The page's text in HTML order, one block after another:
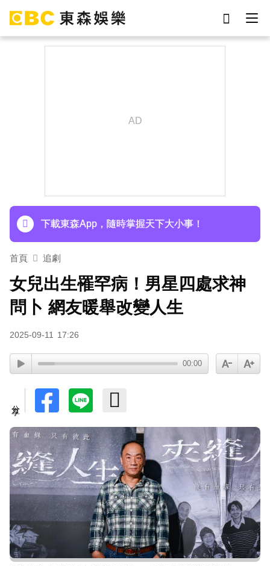
下載東森App，隨時掌握天下大小事！
首頁 追劇
女兒出生罹罕病！男星四處求神
問卜 網友暖舉改變人生
2025-09-11 17:26
00:00